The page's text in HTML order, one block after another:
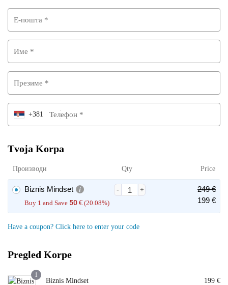
Е-пошта *
Име *
Презиме *
Телефон *
+381
Tvoja Korpa
Производи Qty Price
Biznis Mindset
Buy 1 and Save 50 € (20.08%)
249€
199 €
Have a coupon? Click here to enter your code
Pregled Korpe
1
Biznis Mindset 199 €